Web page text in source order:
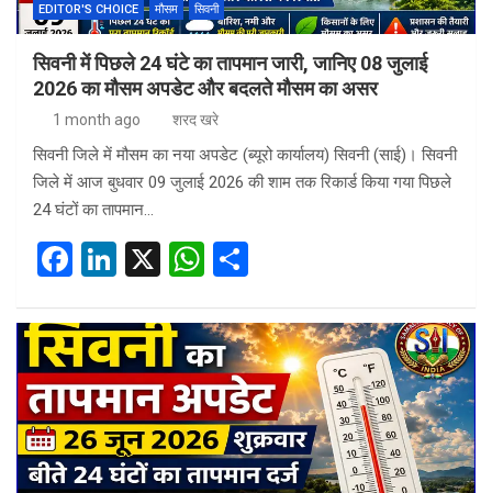
EDITOR'S CHOICE मौसम सिवनी
सिवनी में पिछले 24 घंटे का तापमान जारी, जानिए 08 जुलाई
2026 का मौसम अपडेट और बदलते मौसम का असर
1 month ago शरद खरे
सिवनी जिले में मौसम का नया अपडेट (ब्यूरो कार्यालय) सिवनी (साई)। सिवनी
जिले में आज बुधवार 09 जुलाई 2026 की शाम तक रिकार्ड किया गया पिछले
24 घंटों का तापमान…
F
ce
b
o
o
k
Li
ke
dI
n
X
W
at
s
A
p
p
ar
e